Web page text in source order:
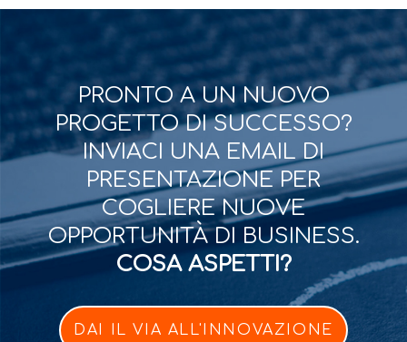
PRONTO A UN NUOVO
PROGETTO DI SUCCESSO?
INVIACI UNA EMAIL DI
PRESENTAZIONE PER
COGLIERE NUOVE
OPPORTUNITÀ DI BUSINESS.
COSA ASPETTI?
DAI IL VIA ALL'INNOVAZIONE